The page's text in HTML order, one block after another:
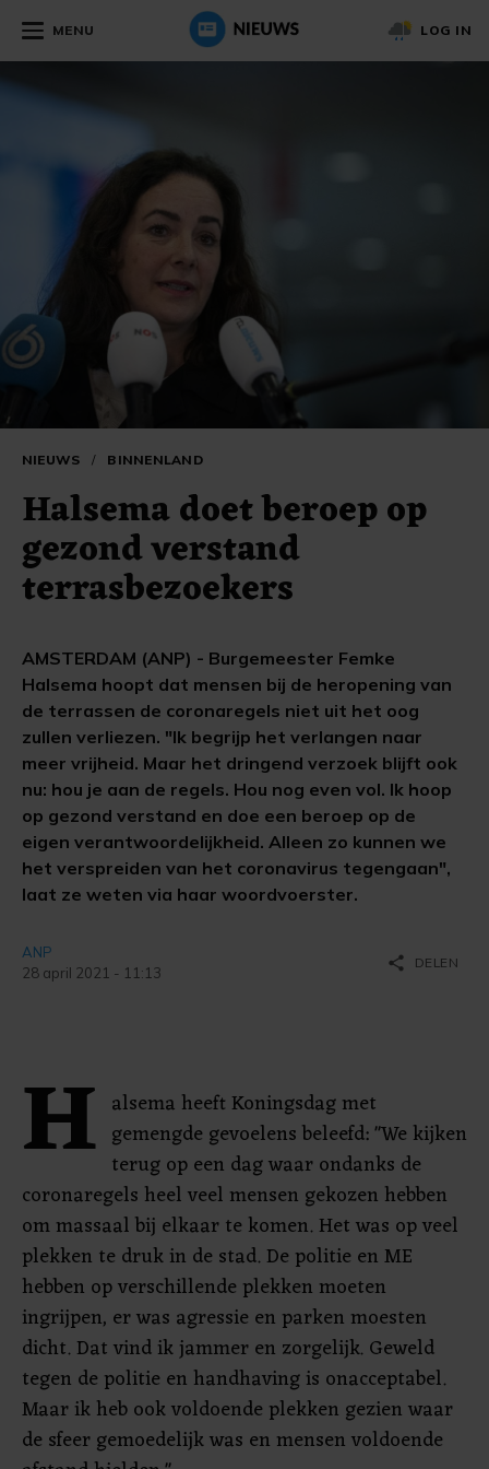
MENU LOG IN
NIEUWS / BINNENLAND
Halsema doet beroep op
gezond verstand
terrasbezoekers
AMSTERDAM (ANP) - Burgemeester Femke
Halsema hoopt dat mensen bij de heropening van
de terrassen de coronaregels niet uit het oog
zullen verliezen. "Ik begrijp het verlangen naar
meer vrijheid. Maar het dringend verzoek blijft ook
nu: hou je aan de regels. Hou nog even vol. Ik hoop
op gezond verstand en doe een beroep op de
eigen verantwoordelijkheid. Alleen zo kunnen we
het verspreiden van het coronavirus tegengaan",
laat ze weten via haar woordvoerster.
ANP
28 april 2021 - 11:13
share DELEN
H alsema heeft Koningsdag met
gemengde gevoelens beleefd: "We kijken
terug op een dag waar ondanks de
coronaregels heel veel mensen gekozen hebben
om massaal bij elkaar te komen. Het was op veel
plekken te druk in de stad. De politie en ME
hebben op verschillende plekken moeten
ingrijpen, er was agressie en parken moesten
dicht. Dat vind ik jammer en zorgelijk. Geweld
tegen de politie en handhaving is onacceptabel.
Maar ik heb ook voldoende plekken gezien waar
de sfeer gemoedelijk was en mensen voldoende